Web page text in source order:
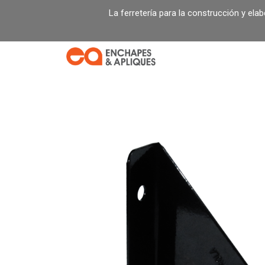
La ferretería para la construcción y